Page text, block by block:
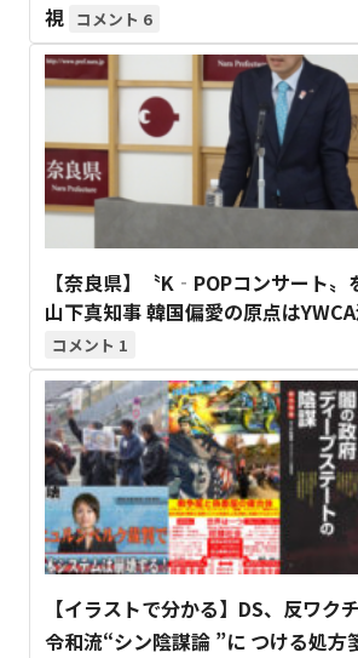
視
6
【奈良県】〝K‐POPコンサート〟
山下真知事 韓国偏愛の原点は
1
【イラストで分かる】DS、反ワク
令和流“シン陰謀論 ”に つける処方